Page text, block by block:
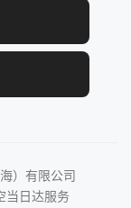
）有限公司
当日达服务